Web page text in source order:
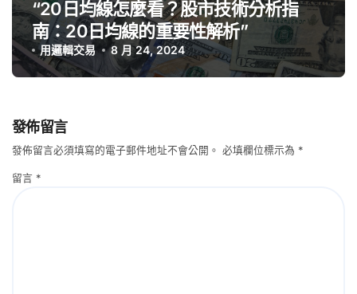
“20日均線怎麼看？股市技術分析指
南：20日均線的重要性解析”
用邏輯交易 8 月 24, 2024
發佈留言
發佈留言必須填寫的電子郵件地址不會公開。 必填欄位標示為 *
留言 *